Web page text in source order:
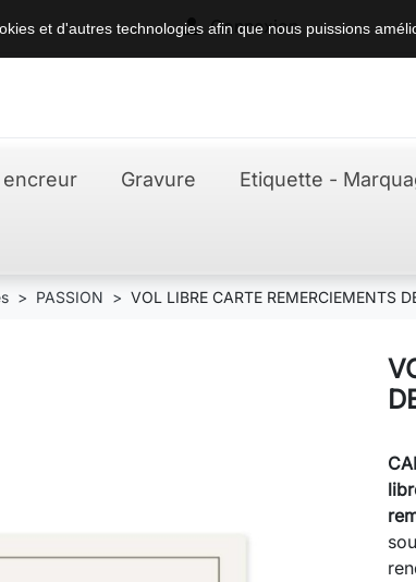
 Connexion
encreur Gravure Etiquette -
PASSION VOL LIBRE CARTE REMERCIEMENTS
et d'autres technologies afin que nous puissions